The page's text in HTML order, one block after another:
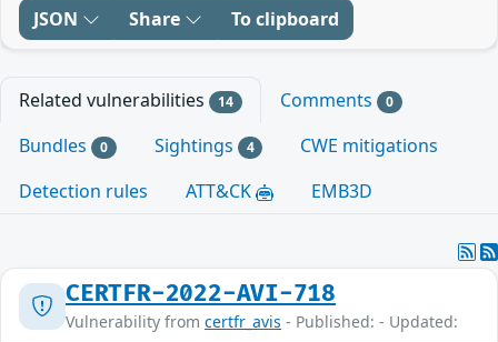
JSON Share To clipboard
Related vulnerabilities 14 Comments 0
Bundles 0 Sightings 4
CWE mitigations
Detection rules
ATT&CK EMB3D
CERTFR-2022-AVI-718
Vulnerability from certfr_avis - Published: - Updated: